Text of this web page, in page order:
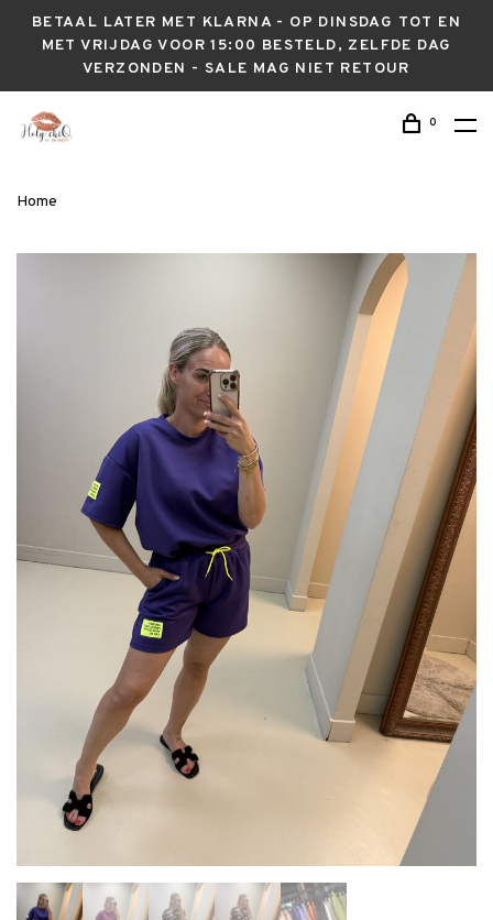
BETAAL LATER MET KLARNA - OP DINSDAG TOT EN
MET VRIJDAG VOOR 15:00 BESTELD, ZELFDE DAG
VERZONDEN - SALE MAG NIET RETOUR
0
Home